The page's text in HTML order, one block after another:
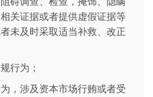
关证据或者提供虚假证据等
未及时采取适当补救、改正
行为；
为，涉及资本市场行贿或者受